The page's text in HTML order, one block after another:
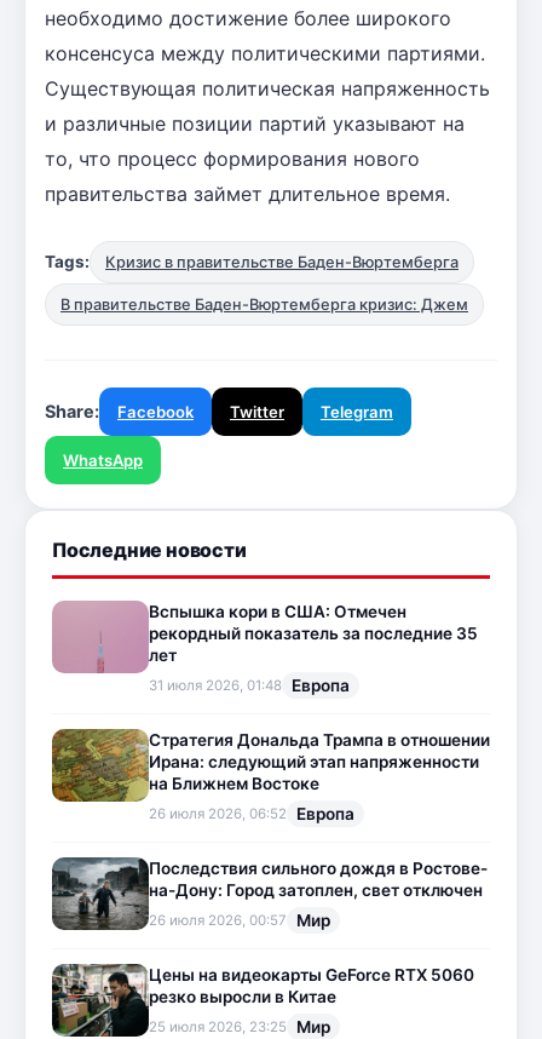
необходимо достижение более широкого
консенсуса между политическими партиями.
Существующая политическая напряженность
и различные позиции партий указывают на
то, что процесс формирования нового
правительства займет длительное время.
Tags: Кризис в правительстве Баден-Вюртемберга
В правительстве Баден-Вюртемберга кризис: Джем
Share: Facebook Twitter Telegram
WhatsApp
Последние новости
Вспышка кори в США: Отмечен
рекордный показатель за последние 35
лет
31 июля 2026, 01:48 Европа
Стратегия Дональда Трампа в отношении
Ирана: следующий этап напряженности
на Ближнем Востоке
26 июля 2026, 06:52 Европа
Последствия сильного дождя в Ростове-
на-Дону: Город затоплен, свет отключен
26 июля 2026, 00:57 Мир
Цены на видеокарты GeForce RTX 5060
резко выросли в Китае
25 июля 2026, 23:25 Мир